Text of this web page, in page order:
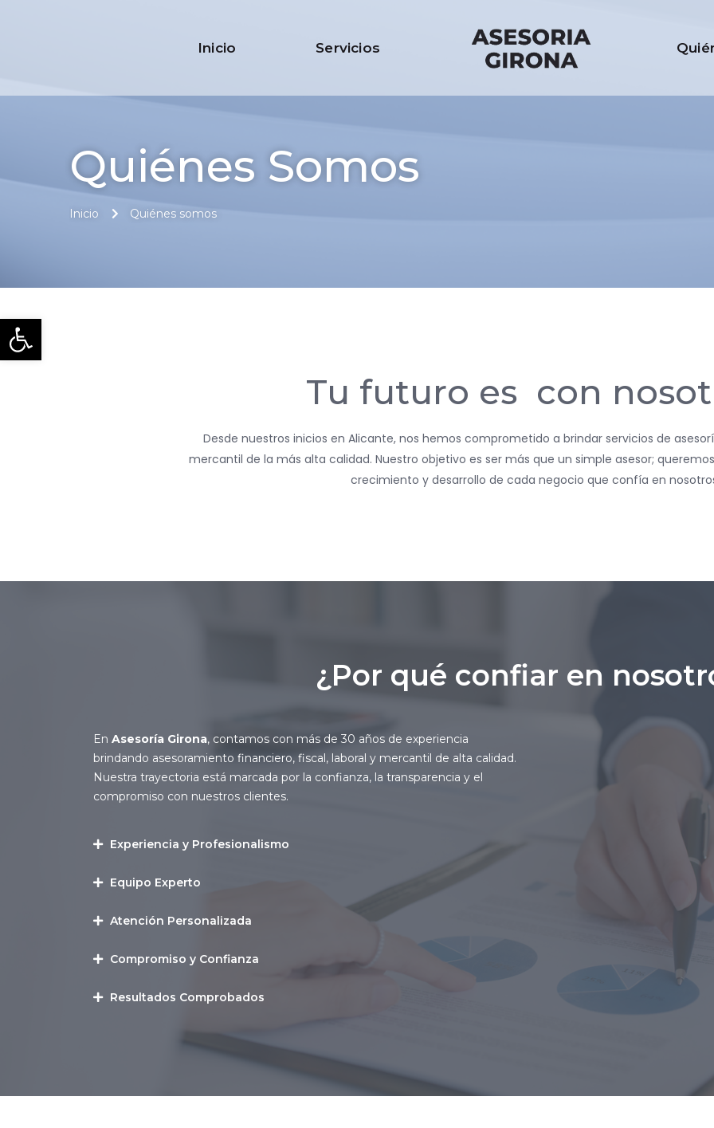
Inicio Servicios
Quiénes Somos
Inicio Quiénes somos
Tu futuro es con
Desde nuestros inicios en Alicante, nos hemos comprometido a brindar servicios de
mercantil de la más alta calidad. Nuestro objetivo es ser más que un simple asesor;
crecimiento y desarrollo de cada negocio que confía en
¿Por qué confiar en
En Asesoría Girona, contamos con más de 30 años de experiencia
brindando asesoramiento financiero, fiscal, laboral y mercantil de alta calidad.
Nuestra trayectoria está marcada por la confianza, la transparencia y el
compromiso con nuestros clientes.
Experiencia y Profesionalismo
Equipo Experto
Atención Personalizada
Compromiso y Confianza
Resultados Comprobados
Abrir barra de herramientas